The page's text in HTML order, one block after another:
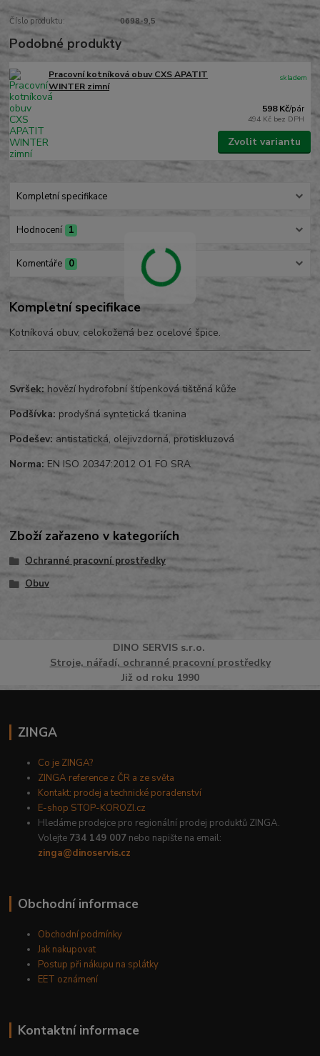
Číslo produktu: 0698-9,5
Podobné produkty
Pracovní kotníková obuv CXS APATIT
WINTER zimní
598 Kč/pár
494 Kč bez DPH
skladem
Zvolit variantu
Kompletní specifikace
Hodnocení 1
Komentáře 0
Kompletní specifikace
Kotníková obuv, celokožená bez ocelové špice.
Svršek: hovězí hydrofobní štípenková tištěná kůže
Podšívka: prodyšná syntetická tkanina
Podešev: antistatická, olejivzdorná, protiskluzová
Norma: EN ISO 20347:2012 O1 FO SRA
Zboží zařazeno v kategoriích
Ochranné pracovní prostředky
Obuv
DINO SERVISs.r.o.
Stroje, nářadí, ochranné pracovní prostředky
Již od roku 1990
ZINGA
Co je ZINGA?
ZINGA reference z ČR a ze světa
Kontakt: prodej a technické poradenství
E-shop STOP-KOROZI.cz
Hledáme prodejce pro regionální prodej produktů ZINGA.
Volejte 734 149 007 nebo napište na email:
zinga@dinoservis.cz
Obchodní informace
Obchodní podmínky
Jak nakupovat
Postup při nákupu na splátky
EET oznámení
Kontaktní informace